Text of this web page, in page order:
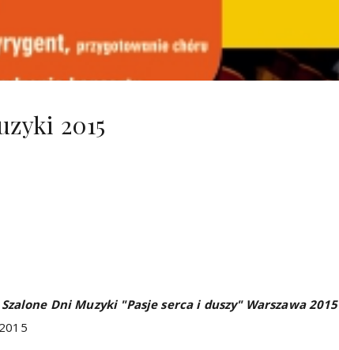
2015
Szalone Dni Muzyki "Pasje serca i duszy" Warszawa 2015